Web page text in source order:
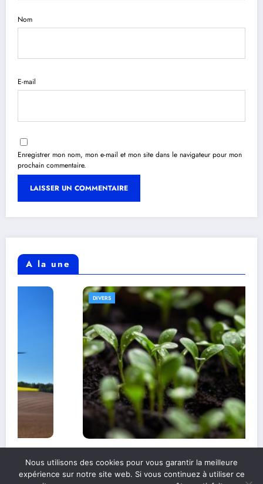
Nom
E-mail
Enregistrer mon nom, mon e-mail et mon site dans le navigateur pour mon
prochain commentaire.
A la une
impact sur l’environnement
Nous utilisons des cookies pour vous garantir la meilleure
expérience sur notre site web. Si vous continuez à utiliser ce